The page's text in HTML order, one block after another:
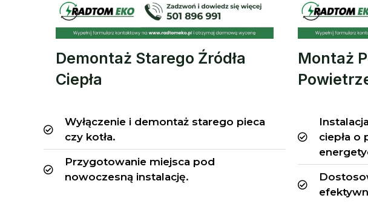
Demontaż Starego Źródła
Ciepła
Wyłączenie i demontaż starego pieca
czy kotła.
Przygotowanie miejsca pod
nowoczesną instalację.
Montaż
ciepła o